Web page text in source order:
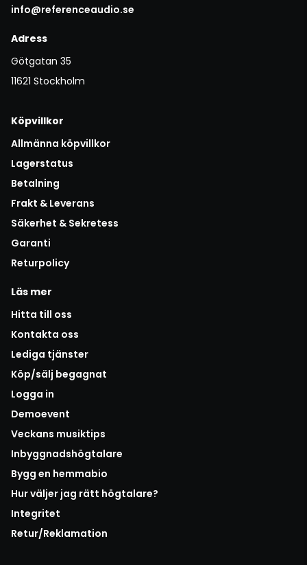
info@referenceaudio.se
Adress
Götgatan 35
11621 Stockholm
Köpvillkor
Allmänna köpvillkor
Lagerstatus
Betalning
Frakt & Leverans
Säkerhet & Sekretess
Garanti
Returpolicy
Läs mer
Hitta till oss
Kontakta oss
Lediga tjänster
Köp/sälj begagnat
Logga in
Demoevent
Veckans musiktips
Inbyggnadshögtalare
Bygg en hemmabio
Hur väljer jag rätt högtalare?
Integritet
Retur/Reklamation